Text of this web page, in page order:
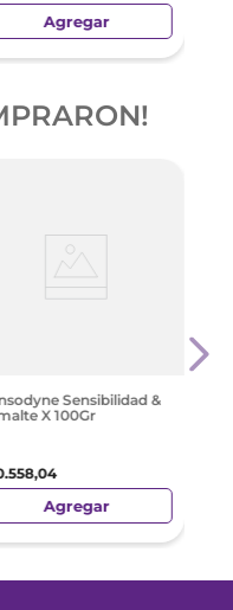
Agregar
Sensibilidad &
X 100Gr
.558,04
Agregar